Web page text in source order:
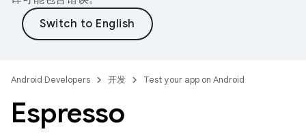
Android Developers 开发 Test your app on Android
Espresso